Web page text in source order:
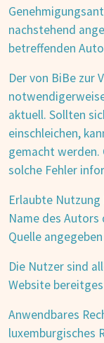
nachstehend
betreffenden
Der von BiBe zur
aktuell. Sollten
einschleichen,
gemacht werden.
solche Fehler
Erlaubte
Name des
Quelle
Die Nutzer sind
Website
Anwendbares
luxemburgisches